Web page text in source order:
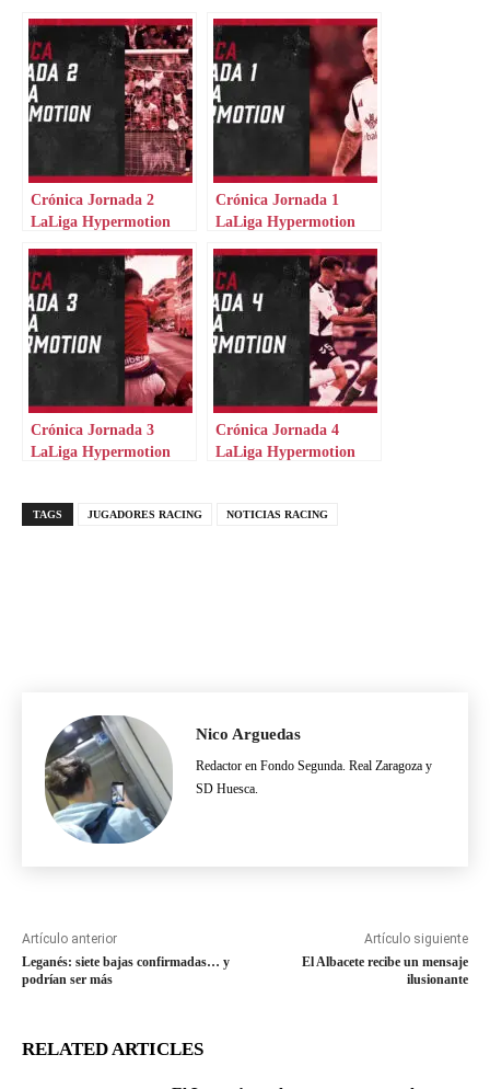
Crónica Jornada 2
LaLiga Hypermotion
Crónica Jornada 1
LaLiga Hypermotion
Crónica Jornada 3
LaLiga Hypermotion
Crónica Jornada 4
LaLiga Hypermotion
TAGS JUGADORES RACING NOTICIAS RACING
Nico Arguedas
Redactor en Fondo Segunda. Real Zaragoza y
SD Huesca.
Artículo anterior
Leganés: siete bajas confirmadas… y
podrían ser más
Artículo siguiente
El Albacete recibe un mensaje
ilusionante
RELATED ARTICLES